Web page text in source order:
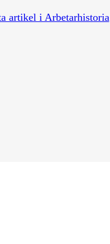
artikel i Arbetarhistoria